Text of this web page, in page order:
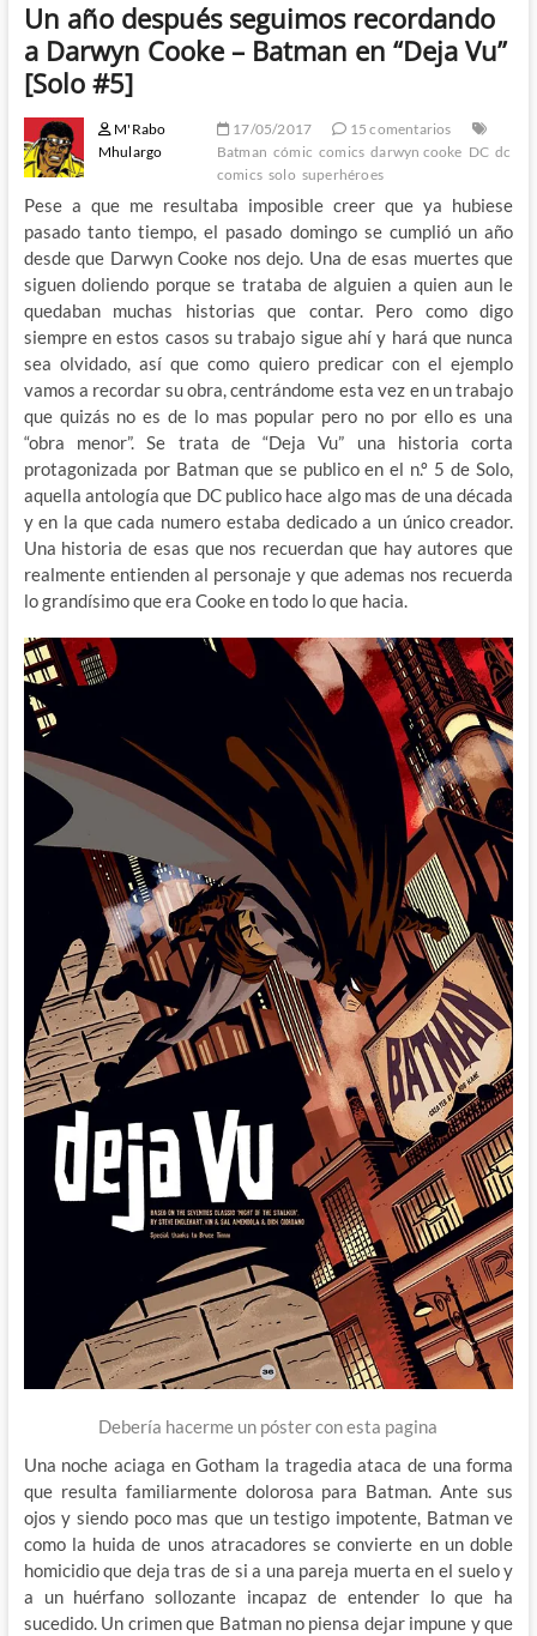
Un año después seguimos recordando
a Darwyn Cooke – Batman en “Deja Vu”
[Solo #5]
M'Rabo
Mhulargo
17/05/2017
15 comentarios
Batman cómic comics darwyn cooke DC dc
comics solo superhéroes
Pese a que me resultaba imposible creer que ya hubiese
pasado tanto tiempo, el pasado domingo se cumplió un año
desde que Darwyn Cooke nos dejo. Una de esas muertes que
siguen doliendo porque se trataba de alguien a quien aun le
quedaban muchas historias que contar. Pero como digo
siempre en estos casos su trabajo sigue ahí y hará que nunca
sea olvidado, así que como quiero predicar con el ejemplo
vamos a recordar su obra, centrándome esta vez en un trabajo
que quizás no es de lo mas popular pero no por ello es una
“obra menor”. Se trata de “Deja Vu” una historia corta
protagonizada por Batman que se publico en el n.º 5 de Solo,
aquella antología que DC publico hace algo mas de una década
y en la que cada numero estaba dedicado a un único creador.
Una historia de esas que nos recuerdan que hay autores que
realmente entienden al personaje y que ademas nos recuerda
lo grandísimo que era Cooke en todo lo que hacia.
Debería hacerme un póster con esta pagina
Una noche aciaga en Gotham la tragedia ataca de una forma
que resulta familiarmente dolorosa para Batman. Ante sus
ojos y siendo poco mas que un testigo impotente, Batman ve
como la huida de unos atracadores se convierte en un doble
homicidio que deja tras de si a una pareja muerta en el suelo y
a un huérfano sollozante incapaz de entender lo que ha
sucedido. Un crimen que Batman no piensa dejar impune y que